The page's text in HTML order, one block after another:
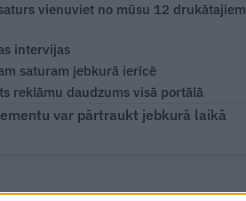
vienuviet no mūsu 12 drukātajiem
intervijas
saturam jebkurā ierīcē
reklāmu daudzums visā portālā
var pārtraukt jebkurā laikā